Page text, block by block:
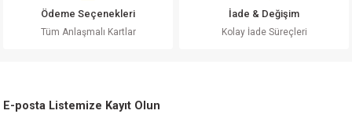
Ödeme Seçenekleri
Tüm Anlaşmalı Kartlar
İade & Değişim
Kolay İade Süreçleri
E-posta Listemize Kayıt Olun